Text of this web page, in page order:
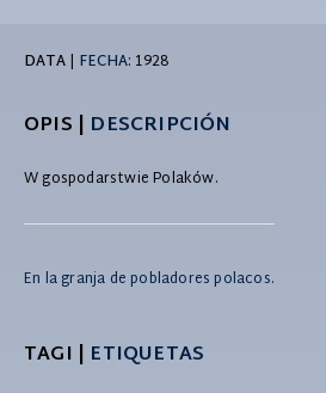
DATA| FECHA: 1928
OPIS | DESCRIPCIÓN
W gospodarstwie Polaków.
En la granja de pobladores polacos.
TAGI | ETIQUETAS